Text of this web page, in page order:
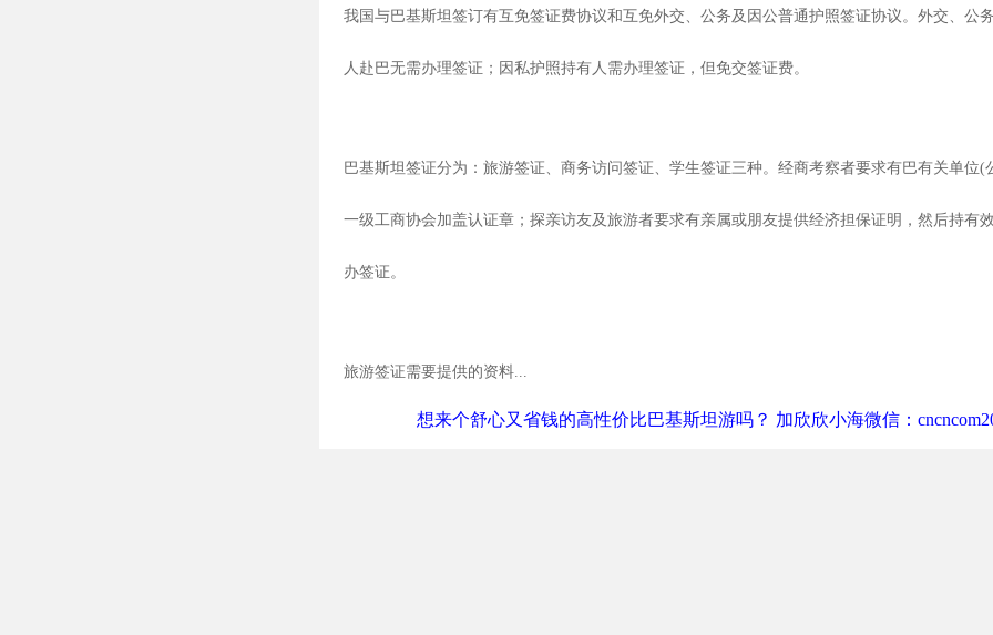
我国与巴基斯坦签订有互免签证费协议和互免外交、公务及因公普通护照签证协议。外交、公
人赴巴无需办理签证；因私护照持有人需办理签证，但免交签证费。
巴基斯坦签证分为：旅游签证、商务访问签证、学生签证三种。经商考察者要求有巴有关单位(
一级工商协会加盖认证章；探亲访友及旅游者要求有亲属或朋友提供经济担保证明，然后持有
办签证。
旅游签证需要提供的资料...
想来个舒心又省钱的高性价比巴基斯坦游吗？ 加欣欣小海微信：